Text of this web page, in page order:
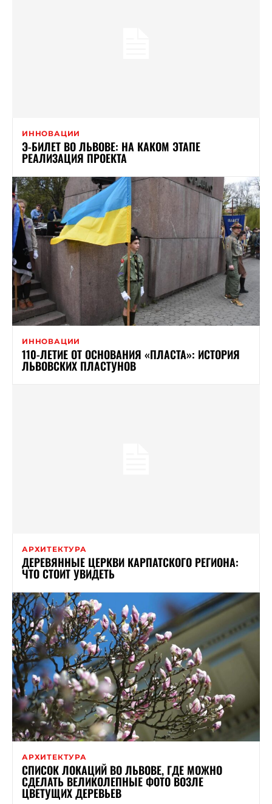
ИННОВАЦИИ
Э-БИЛЕТ ВО ЛЬВОВЕ: НА КАКОМ ЭТАПЕ
РЕАЛИЗАЦИЯ ПРОЕКТА
ИННОВАЦИИ
110-ЛЕТИЕ ОТ ОСНОВАНИЯ «ПЛАСТА»: ИСТОРИЯ
ЛЬВОВСКИХ ПЛАСТУНОВ
АРХИТЕКТУРА
ДЕРЕВЯННЫЕ ЦЕРКВИ КАРПАТСКОГО РЕГИОНА:
ЧТО СТОИТ УВИДЕТЬ
АРХИТЕКТУРА
СПИСОК ЛОКАЦИЙ ВО ЛЬВОВЕ, ГДЕ МОЖНО
СДЕЛАТЬ ВЕЛИКОЛЕПНЫЕ ФОТО ВОЗЛЕ
ЦВЕТУЩИХ ДЕРЕВЬЕВ